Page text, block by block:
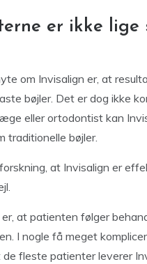
er ikke
om Invisalign er, at
bøjler. Det er dog ikke
eller ortodontist kan
traditionelle bøjler.
at Invisalign er
at patienten følger
I nogle få meget
fleste patienter leverer